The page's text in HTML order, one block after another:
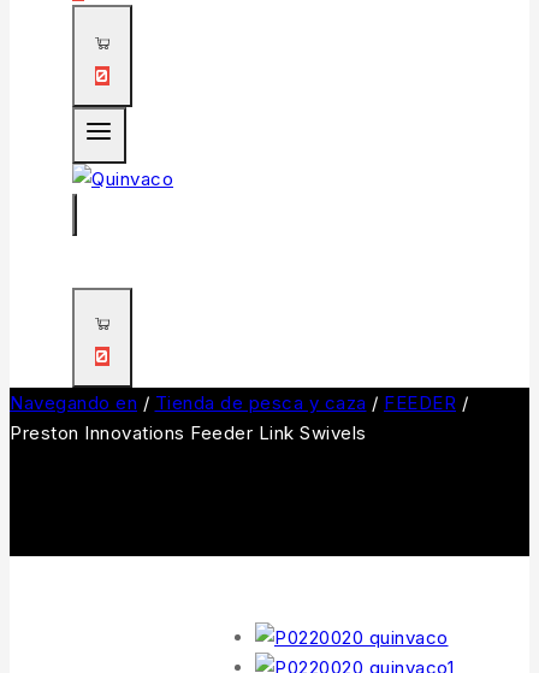
0
0
Navegando en / Tienda de pesca y caza / FEEDER /
Preston Innovations Feeder Link Swivels